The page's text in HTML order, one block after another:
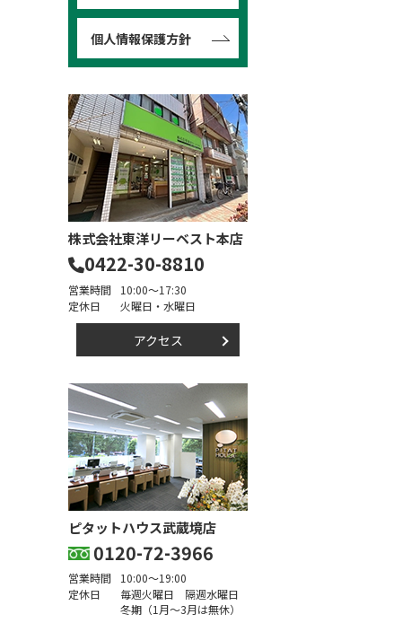
個人情報保護方針
株式会社東洋リーベスト本店
0422-30-8810
営業時間
10:00～17:30
定休日
火曜日・水曜日
アクセス
ピタットハウス武蔵境店
0120-72-3966
営業時間
10:00～19:00
定休日
毎週火曜日 隔週水曜日
冬期（1月～3月は無休）